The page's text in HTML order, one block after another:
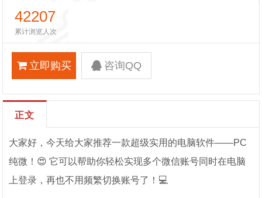
42207
累计浏览人次
立即购买 咨询QQ
正文
大家好，今天给大家推荐一款超级实用的电脑软件——PC
纯微！😍 它可以帮助你轻松实现多个微信账号同时在电脑
上登录，再也不用频繁切换账号了！💻